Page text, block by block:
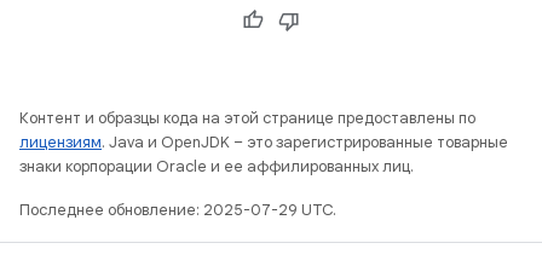
Контент и образцы кода на этой странице предоставлены по
лицензиям. Java и OpenJDK – это зарегистрированные товарные
знаки корпорации Oracle и ее аффилированных лиц.
Последнее обновление: 2025-07-29 UTC.